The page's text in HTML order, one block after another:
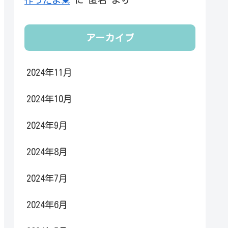
アーカイブ
2024年11月
2024年10月
2024年9月
2024年8月
2024年7月
2024年6月